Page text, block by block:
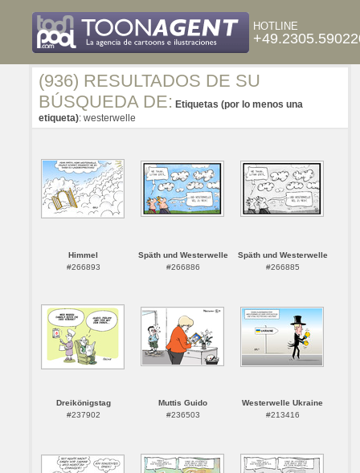
HOTLINE
(936) RESULTADOS DE SU
BÚSQUEDA DE: Etiquetas (por lo menos una
etiqueta): westerwelle
Himmel
#266893
Späth und Westerwelle
#266886
Späth und Westerwelle
#266885
Dreikönigstag
#237902
Muttis Guido
#236503
Westerwelle Ukraine
#213416